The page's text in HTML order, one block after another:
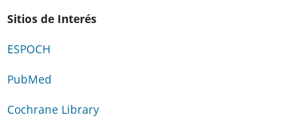
Sitios de Interés
ESPOCH
PubMed
Cochrane Library